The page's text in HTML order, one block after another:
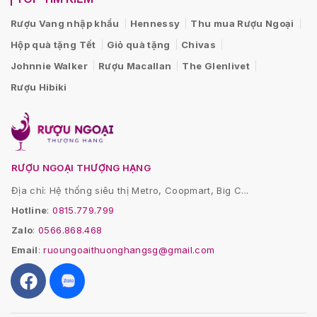
Rượu Vang nhập khẩu Hennessy
Thu mua Rượu Ngoại
Hộp quà tặng Tết
Giỏ quà tặng
Chivas
Johnnie Walker
Rượu Macallan
The Glenlivet
Rượu Hibiki
RƯỢU NGOẠI THƯỢNG HẠNG
Địa chỉ: Hệ thống siêu thị Metro, Coopmart, Big C...
Hotline:0815.779.799
Zalo:0566.868.468
Email:ruoungoaithuonghangsg@gmail.com